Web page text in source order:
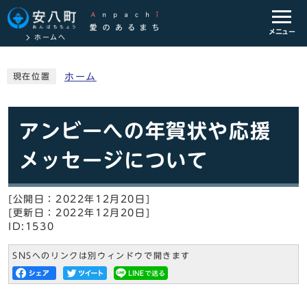
ホームへ
メニュー
現在位置 ホーム
アンビーへの年賀状や応援
メッセージについて
[公開日：2022年12月20日]
[更新日：2022年12月20日]
ID:1530
SNSへのリンクは別ウィンドウで開きます